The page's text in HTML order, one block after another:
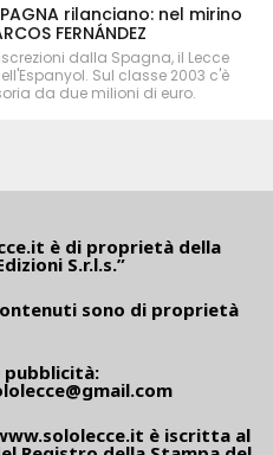
rilanciano: nel mirino
FERNÁNDEZ
dalla Spagna, il Lecce
Sul classe 2003 c'è
da due milioni di euro.
è di proprietà della
S.r.l.s.”
sono di proprietà
pubblicità:
è iscritta al